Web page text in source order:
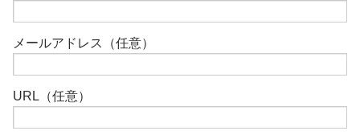
メールアドレス（任意）
URL（任意）